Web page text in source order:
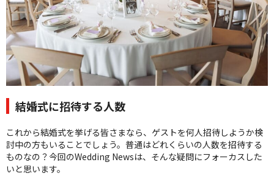
フェア・ニュース
ブログ・お客様の声
カタログ請求
06-7777-7370
よくあるご質問|会社概要|採用情報
お問い合わせ |プライバシーポリシー
結婚式に招待する人数
これから結婚式を挙げる皆さまなら、ゲストを何人招待しようか検
討中の方もいることでしょう。普通はどれくらいの人数を招待する
ものなの？今回のWedding Newsは、そんな疑問にフォーカスした
いと思います。